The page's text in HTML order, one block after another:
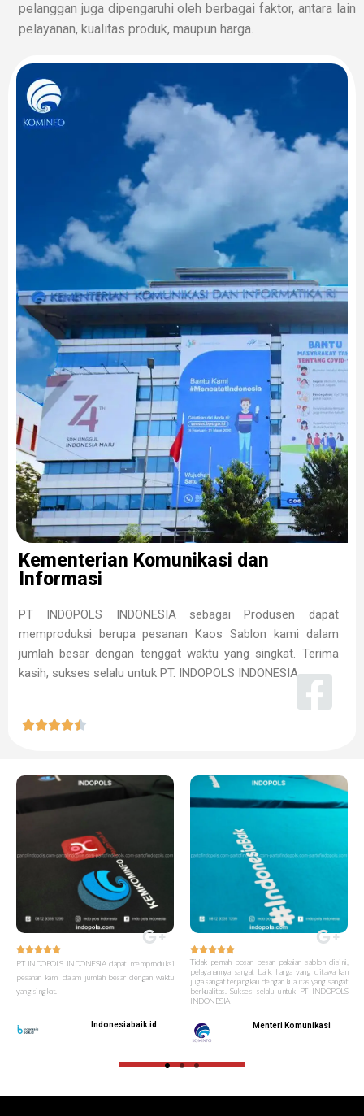
pelanggan juga dipengaruhi oleh berbagai faktor, antara lain
pelayanan, kualitas produk, maupun harga.
Kementerian Komunikasi dan
Informasi
PT INDOPOLS INDONESIA sebagai Produsen dapat
memproduksi berupa pesanan Kaos Sablon kami dalam
jumlah besar dengan tenggat waktu yang singkat. Terima
kasih, sukses selalu untuk PT. INDOPOLS INDONESIA


PT INDOPOLS INDONESIA dapat memproduksi
pesanan kami dalam jumlah besar dengan waktu
yang singkat.
Indonesiabaik.id

Tidak pernah bosan pesan pakaian sablon disini,
pelayanannya sangat baik, harga yang ditawarkan
juga sangat terjangkau dengan kualitas yang sangat
berkualitas. Sukses selalu untuk PT INDOPOLS
INDONESIA
Menteri Komunikasi